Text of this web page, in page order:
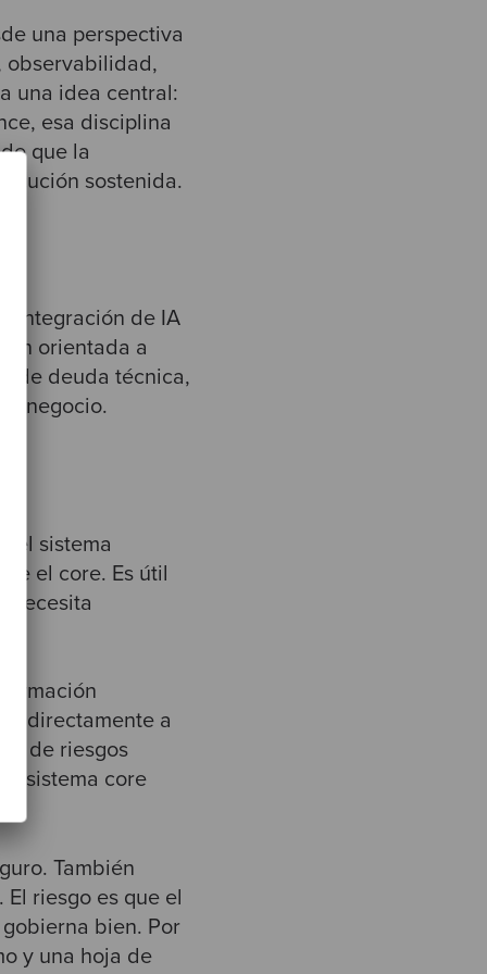
una perspectiva
observabilidad,
una idea central:
esa disciplina
que la
sostenida.
integración de IA
orientada a
de deuda técnica,
negocio.
sistema
el core. Es útil
necesita
directamente a
de riesgos
sistema core
También
riesgo es que el
bien. Por
y una hoja de